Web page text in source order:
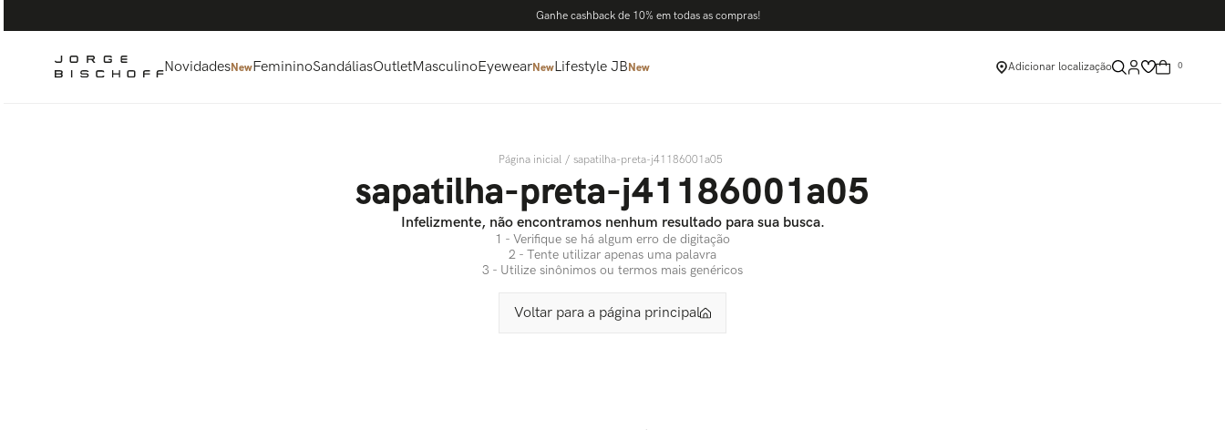
Ganhe cashback de 10% em todas as compras!
NovidadesNewFemininoSandáliasOutletMasculinoEyewearNewLifestyle JBNew Adicionar localização 0
sapatilha-preta-j41186001a05
sapatilha-preta-j41186001a05
Infelizmente, não encontramos nenhum resultado para sua busca.
1 - Verifique se há algum erro de digitação
2 - Tente utilizar apenas uma palavra
3 - Utilize sinônimos ou termos mais genéricos
Voltar para a página principal
1º bolsa
scarpin